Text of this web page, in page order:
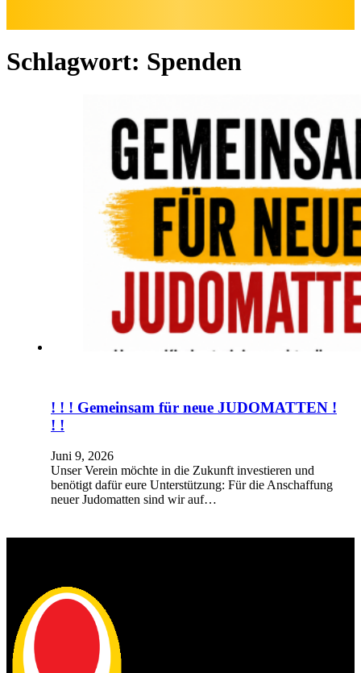
Schlagwort: Spenden
! ! ! Gemeinsam für neue JUDOMATTEN !
! !
Juni 9, 2026
Unser Verein möchte in die Zukunft investieren und
benötigt dafür eure Unterstützung: Für die Anschaffung
neuer Judomatten sind wir auf…